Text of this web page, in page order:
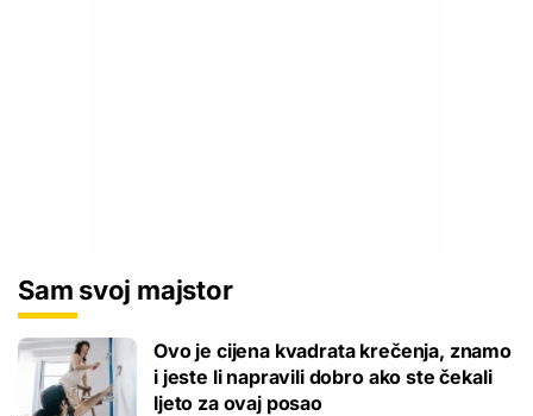
Sam svoj majstor
Ovo je cijena kvadrata krečenja, znamo
i jeste li napravili dobro ako ste čekali
ljeto za ovaj posao